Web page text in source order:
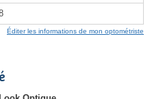
Éditer les informations de mon optométriste